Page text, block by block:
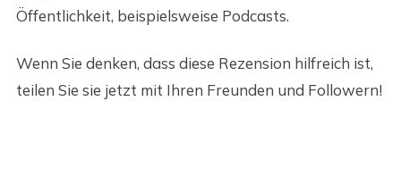
Öffentlichkeit, beispielsweise Podcasts.
Wenn Sie denken, dass diese Rezension hilfreich ist,
teilen Sie sie jetzt mit Ihren Freunden und Followern!